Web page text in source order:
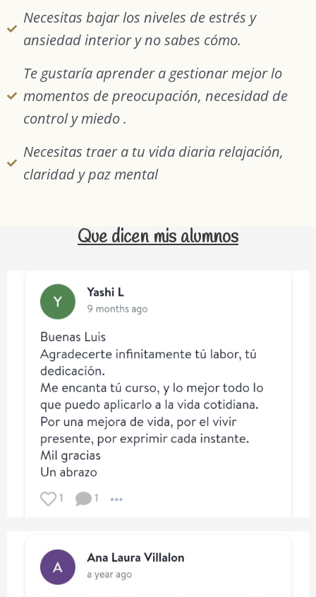
Necesitas bajar los niveles de estrés y
ansiedad interior y no sabes cómo.
Te gustaría aprender a gestionar mejor lo
momentos de preocupación, necesidad de
control y miedo .
Necesitas traer a tu vida diaria relajación,
claridad y paz mental
Que dicen mis alumnos